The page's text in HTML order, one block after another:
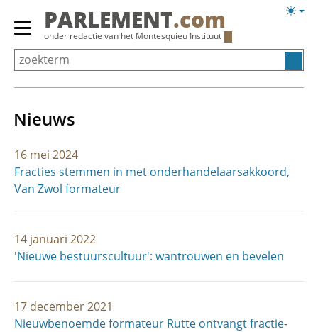
Overslaan
Primair
menu
tonen/verbergen
PARLEMENT.com
onder redactie van het Montesquieu Instituut
Nieuws
16 mei 2024
Fracties stemmen in met onderhandelaarsakkoord,
Van Zwol formateur
14 januari 2022
'Nieuwe bestuurscultuur': wantrouwen en bevelen
17 december 2021
Nieuwbenoemde formateur Rutte ontvangt fractie­